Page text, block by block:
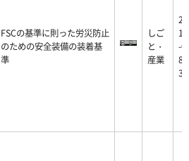
FSCの基準に則った労災防止
のための安全装備の装着基
準
しご
と・
産業
20
16
-0
8-
31